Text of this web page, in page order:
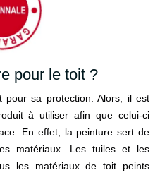
pour le toit ?
sa protection. Alors, il est
à utiliser afin que celui-ci
En effet, la peinture sert de
matériaux. Les tuiles et les
les matériaux de toit peints